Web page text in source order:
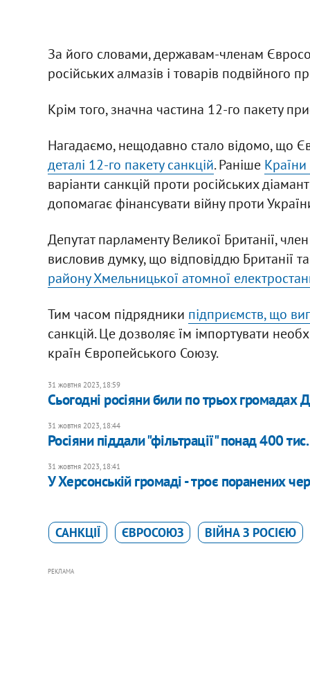
За його словами, державам-членам
російських алмазів і товарів подвійного
Крім того, значна частина 12-го пакету
Нагадаємо, нещодавно стало відомо, що
деталі 12-го пакету санкцій. Раніше Країни
варіанти санкцій проти російських
допомагає фінансувати війну проти
Депутат парламенту Великої Британії,
висловив думку, що відповіддю Британії
району Хмельницької атомної
Тим часом підрядники підприємств, що
санкцій. Це дозволяє їм імпортувати
країн Європейського Союзу.
31 жовтня 2023, 18:59
Сьогодні росіяни били по трьох громадах
31 жовтня 2023, 18:44
Росіяни піддали "фільтрації" понад 400
31 жовтня 2023, 18:41
У Херсонській громаді - троє поранених
САНКЦІЇ ЄВРОСОЮЗ ВІЙНА З РОСІЄЮ
РЕКЛАМА